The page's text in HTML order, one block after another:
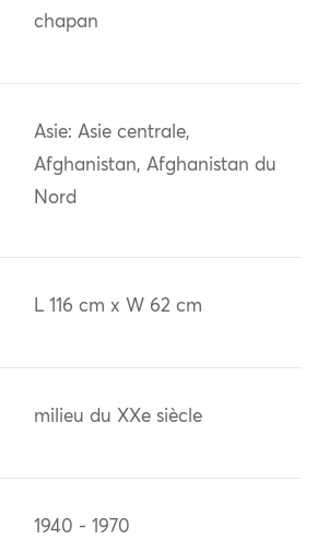
chapan
Asie: Asie centrale,
Afghanistan, Afghanistan du
Nord
L 116 cm x W 62 cm
milieu du XXe siècle
1940 - 1970